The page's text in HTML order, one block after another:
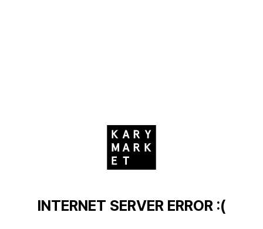
INTERNET SERVER ERROR :(